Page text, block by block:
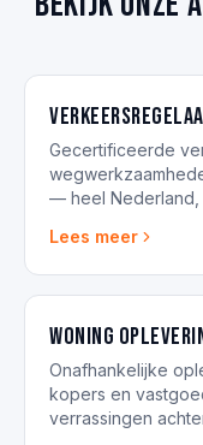
Gecertificeerde
— heel Nederland,
Lees meer
Woning
Onafhankelijke
kopers en
verrassingen